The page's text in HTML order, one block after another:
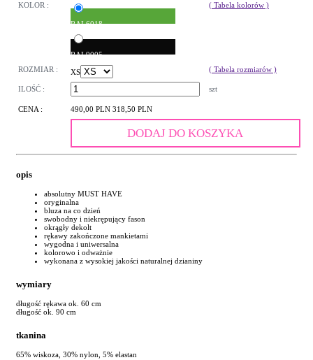
KOLOR :
RAL6018
RAL9005
( Tabela kolorów )
ROZMIAR : XS ( Tabela rozmiarów )
ILOŚĆ : szt
CENA : 490,00 PLN 318,50 PLN
DODAJ DO KOSZYKA
opis
absolutny MUST HAVE
oryginalna
bluza na co dzień
swobodny i niekrępujący fason
okrągły dekolt
rękawy zakończone mankietami
wygodna i uniwersalna
kolorowo i odważnie
wykonana z wysokiej jakości naturalnej dzianiny
wymiary
długość rękawa ok. 60 cm
długość ok. 90 cm
tkanina
65% wiskoza, 30% nylon, 5% elastan